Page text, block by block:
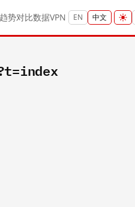
趋势对比数据VPN EN 中文